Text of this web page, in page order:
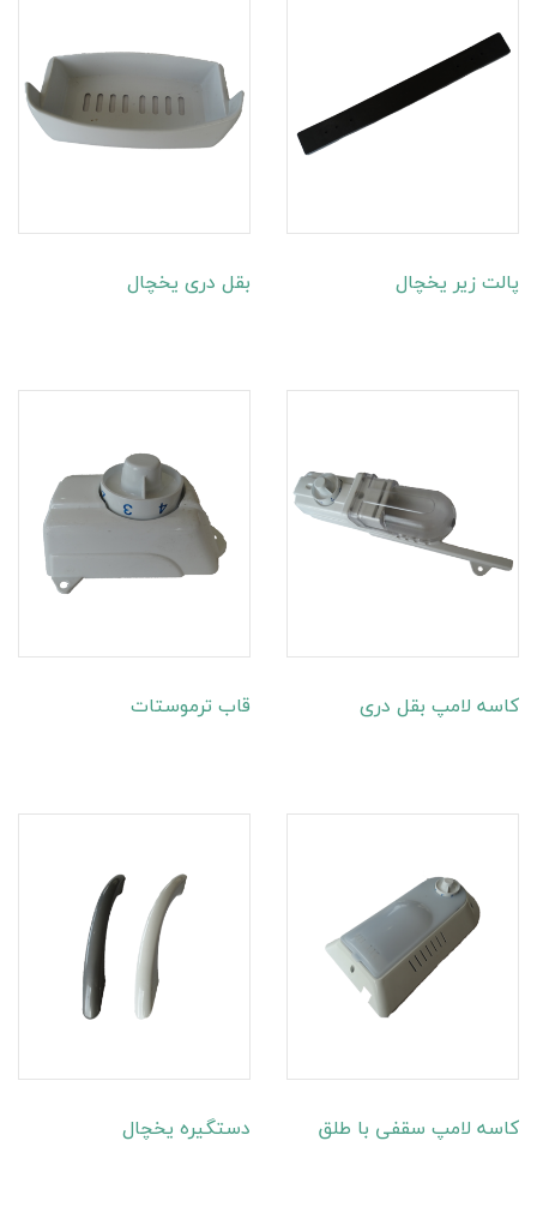
پالت زیر یخچال بقل دری یخچال
کاسه لامپ بقل دری قاب ترموستات
کاسه لامپ سقفی با طلق دستگیره یخچال